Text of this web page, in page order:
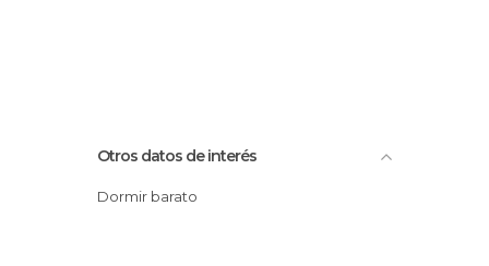
Otros datos de interés
Dormir barato